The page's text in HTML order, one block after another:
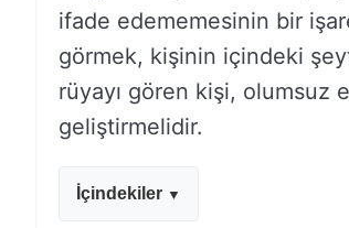
ifade edememesinin bir
görmek, kişinin içindeki
rüyayı gören kişi, olumsuz
geliştirmelidir.
İçindekiler